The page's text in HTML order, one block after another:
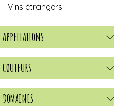
Vins étrangers
APPELLATIONS
COULEURS
DOMAINES